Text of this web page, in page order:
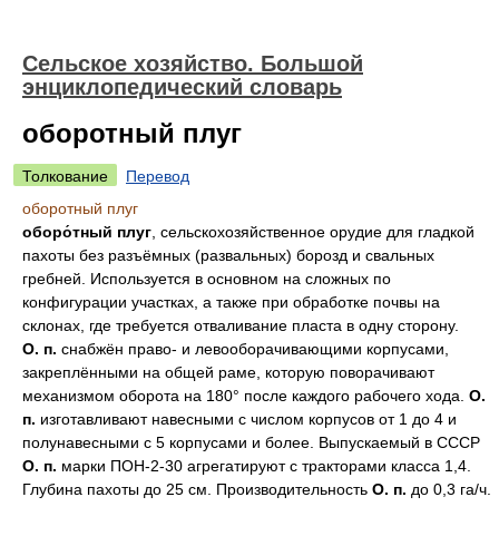
Сельское хозяйство. Большой
энциклопедический словарь
оборотный плуг
Толкование
Перевод
оборотный плуг
оборо́тный плуг , сельскохозяйственное орудие для гладкой
пахоты без разъёмных (развальных) борозд и свальных
гребней. Используется в основном на сложных по
конфигурации участках, а также при обработке почвы на
склонах, где требуется отваливание пласта в одну сторону.
О. п. снабжён право- и левооборачивающими корпусами,
закреплёнными на общей раме, которую поворачивают
механизмом оборота на 180° после каждого рабочего хода. О.
п. изготавливают навесными с числом корпусов от 1 до 4 и
полунавесными с 5 корпусами и более. Выпускаемый в СССР
О. п. марки ПОН-2-30 агрегатируют с тракторами класса 1,4.
Глубина пахоты до 25 см. Производительность О. п. до 0,3 га/ч.